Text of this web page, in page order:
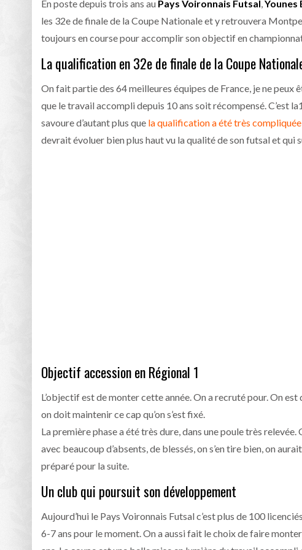
En poste depuis trois ans au Pays Voironnais Futsal,Younes
les 32e de finale de la Coupe Nationale et y retrouvera
toujours en course pour accomplir son objectif en
La qualification en 32e de finale de la Coupe
On fait partie des 64 meilleures équipes de France, je ne peux
que le travail accompli depuis 10 ans soit récompensé. C’est
savoure d’autant plus que la qualification a été très
devrait évoluer bien plus haut vu la qualité de son futsal et qui
Objectif accession en Régional 1
L’objectif est de monter cette année. On a recruté pour. On
on doit maintenir ce cap qu’on s’est fixé.
La première phase a été très dure, dans une poule très
avec beaucoup d’absents, de blessés, on s’en tire bien, on
préparé pour la suite.
Un club qui poursuit son développement
Aujourd’hui le Pays Voironnais Futsal c’est plus de 100
6-7 ans pour le moment. On a aussi fait le choix de faire